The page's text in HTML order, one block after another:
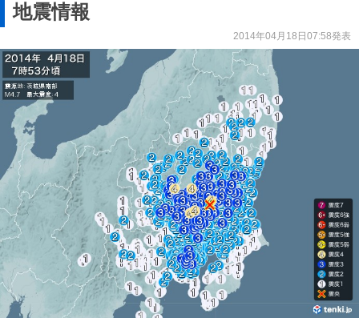
地震情報
2014年04月18日07:58発表